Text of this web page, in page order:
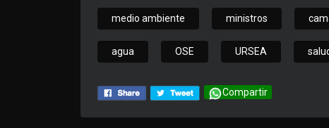
medio ambiente ministros
agua OSE URSEA
Compartir